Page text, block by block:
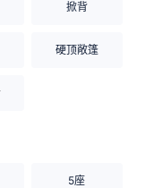
掀背
硬顶敞篷
5座